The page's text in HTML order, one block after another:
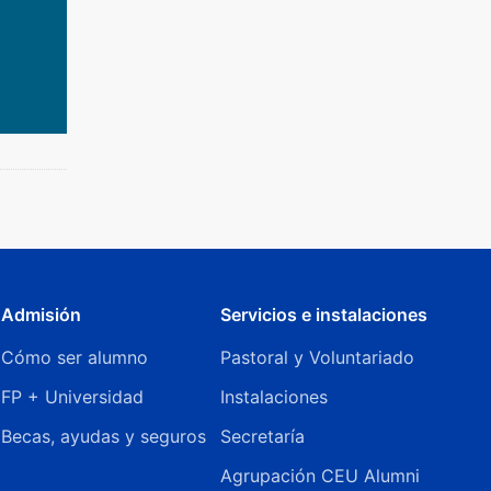
Admisión
Cómo ser alumno
FP + Universidad
Becas, ayudas y seguros
Servicios e instalaciones
Pastoral y Voluntariado
Instalaciones
Secretaría
Agrupación CEU Alumni